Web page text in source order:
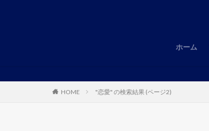
ホーム
HOME "恋愛" の検索結果 (ページ2)